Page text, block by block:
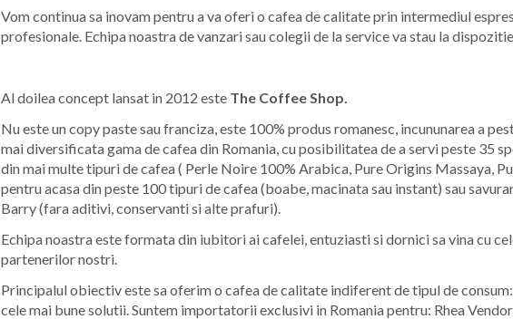
Vom continua sa inovam pentru a va oferi o cafea de calitate prin intermediul
profesionale. Echipa noastra de vanzari sau colegii de la service va stau la
Al doilea concept lansat in 2012 este The Coffee Shop.
Nu este un copy paste sau franciza, este 100% produs romanesc, incununarea a
mai diversificata gama de cafea din Romania, cu posibilitatea de a servi peste 35
din mai multe tipuri de cafea ( Perle Noire 100% Arabica, Pure Origins Massaya,
pentru acasa din peste 100 tipuri de cafea (boabe, macinata sau instant) sau
Barry (fara aditivi, conservanti si alte prafuri).
Echipa noastra este formata din iubitori ai cafelei, entuziasti si dornici sa vina cu
partenerilor nostri.
Principalul obiectiv este sa oferim o cafea de calitate indiferent de tipul de
cele mai bune solutii. Suntem importatorii exclusivi in Romania pentru: Rhea